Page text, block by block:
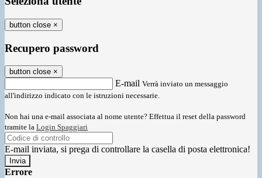
button close ×
Recupero password
button close ×
E-mail Verrà inviato un messaggio
all'indirizzo indicato con le istruzioni necessarie.
Non hai una e-mail associata al nome utente? Effettua il reset della password
tramite la Login Spaggiari
E-mail inviata, si prega di controllare la casella di posta elettronica!
Errore